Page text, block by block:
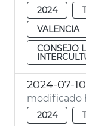
2024
VALENCIA
CONSEJO
2024-07-10
modificado
2024